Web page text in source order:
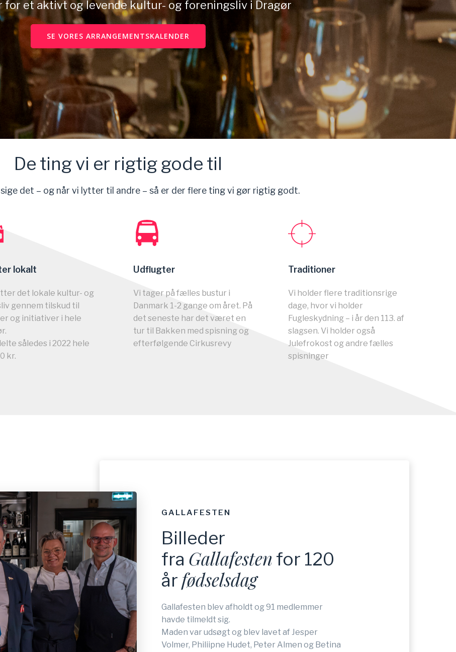
for et aktivt og levende kultur- og foreningsliv i Dragør
SE VORES ARRANGEMENTSKALENDER
De ting vi er rigtig gode til
sige det – og når vi lytter til andre – så er der flere ting vi gør rigtig godt.
lokalt
det lokale kultur- og
gennem tilskud til
og initiativer i hele
således i 2022 hele
kr.
Udflugter
Vi tager på fælles bustur i
Danmark 1-2 gange om året. På
det seneste har det været en
tur til Bakken med spisning og
efterfølgende Cirkusrevy
Traditioner
Vi holder flere traditionsrige
dage, hvor vi holder
Fugleskydning – i år den 113. af
slagsen. Vi holder også
Julefrokost og andre fælles
spisninger
GALLAFESTEN
Billeder
fra Gallafesten for 120
år fødselsdag
Gallafesten blev afholdt og 91 medlemmer
havde tilmeldt sig.
Maden var udsøgt og blev lavet af Jesper
Volmer, Philiipne Hudet, Peter Almen og Betina